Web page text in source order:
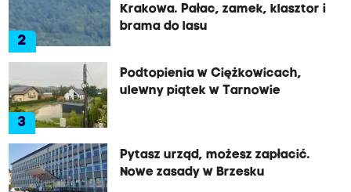
2
Krakowa. Pałac, zamek, klasztor i
brama do lasu
3
Podtopienia w Ciężkowicach,
ulewny piątek w Tarnowie
Pytasz urząd, możesz zapłacić.
Nowe zasady w Brzesku